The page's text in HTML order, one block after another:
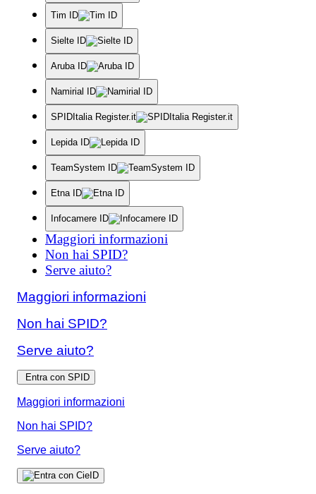
Tim ID
Sielte ID
Aruba ID
Namirial ID
SPIDItalia Register.it
Lepida ID
TeamSystem ID
Etna ID
Infocamere ID
Maggiori informazioni
Non hai SPID?
Serve aiuto?
Maggiori informazioni
Non hai SPID?
Serve aiuto?
Entra con SPID
Maggiori informazioni
Non hai SPID?
Serve aiuto?